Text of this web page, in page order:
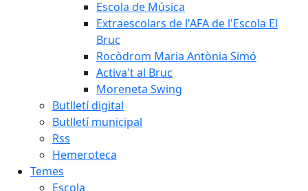
Escola de Música
Extraescolars de l'AFA de l'Escola El
Bruc
Rocòdrom Maria Antònia Simó
Activa't al Bruc
Moreneta Swing
Butlletí digital
Butlletí municipal
Rss
Hemeroteca
Temes
Escola